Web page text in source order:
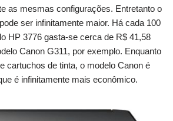
as mesmas configurações. Entretanto o
ser infinitamente maior. Há cada 100
HP 3776 gasta-se cerca de R$ 41,58
Canon G311, por exemplo. Enquanto
cartuchos de tinta, o modelo Canon é
é infinitamente mais econômico.